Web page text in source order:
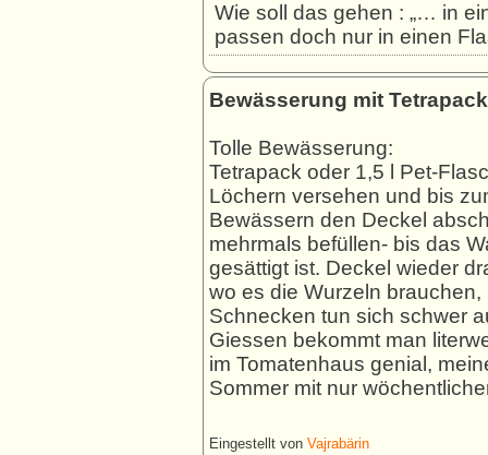
Wie soll das gehen : „… in
passen doch nur in einen
Bewässerung mit
Tolle Bewässerung:
Tetrapack oder 1,5 l Pet-
Löchern versehen und bis
Bewässern den Deckel
mehrmals befüllen- bis das
gesättigt ist. Deckel wieder
wo es die Wurzeln
Schnecken tun sich schwer
Giessen bekommt man
im Tomatenhaus genial,
Sommer mit nur
Eingestellt von Vajrabärin